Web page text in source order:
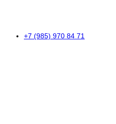
+7 (985) 970 84 71